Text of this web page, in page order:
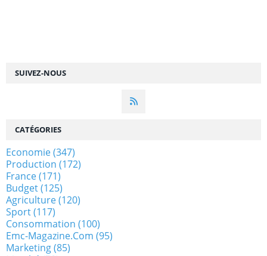
SUIVEZ-NOUS
CATÉGORIES
Economie(347)
Production (172)
France(171)
Budget(125)
Agriculture(120)
Sport(117)
Consommation (100)
Emc-Magazine.com (95)
Marketing(85)